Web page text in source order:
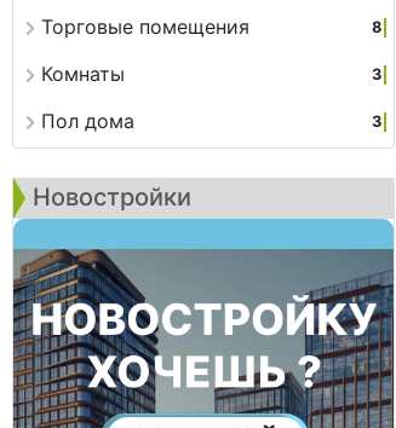
Торговые помещения 8
Комнаты 3
Пол дома 3
Новостройки